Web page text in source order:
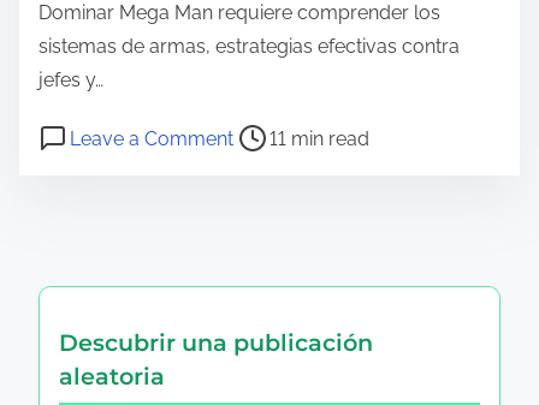
Dominar Mega Man requiere comprender los
sistemas de armas, estrategias efectivas contra
jefes y…
Leave a Commenton Mega Man: Sistemas de
Post read time 11 min read
Descubrir una publicación
aleatoria